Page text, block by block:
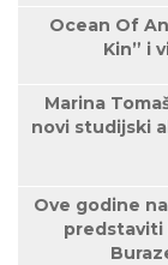
Ocean Of
Kin” i
Marina
novi studijski
Ove godine
predstaviti